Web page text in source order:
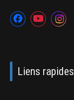
Liens rapides